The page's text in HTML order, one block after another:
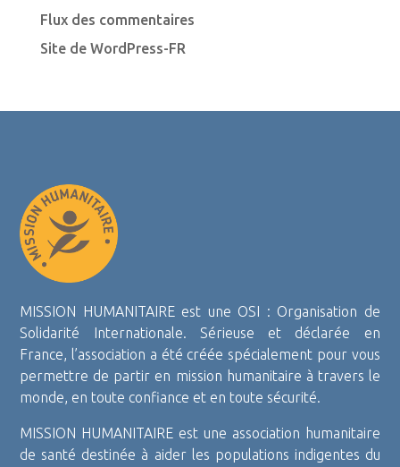
Flux des commentaires
Site de WordPress-FR
MISSION HUMANITAIRE est une OSI : Organisation de
Solidarité Internationale. Sérieuse et déclarée en
France, l’association a été créée spécialement pour vous
permettre de partir en mission humanitaire à travers le
monde, en toute confiance et en toute sécurité.
MISSION HUMANITAIRE est une association humanitaire
de santé destinée à aider les populations indigentes du